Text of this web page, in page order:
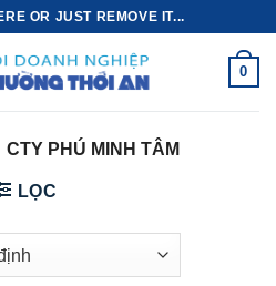
OR JUST REMOVE IT...
0
CTY PHÚ MINH TÂM
LỌC